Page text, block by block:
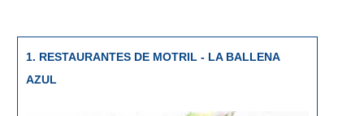
1. RESTAURANTES DE MOTRIL - LA BALLENA
AZUL